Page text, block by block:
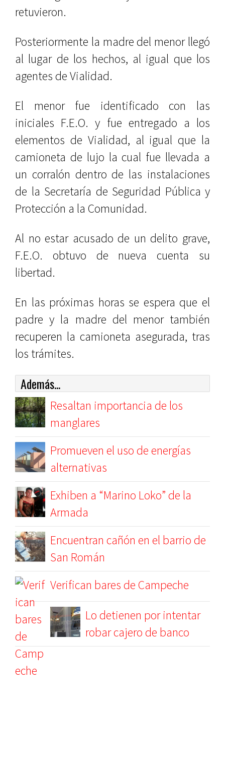
retuvieron.
Posteriormente la madre del menor llegó
al lugar de los hechos, al igual que los
agentes de Vialidad.
El menor fue identificado con las
iniciales F.E.O. y fue entregado a los
elementos de Vialidad, al igual que la
camioneta de lujo la cual fue llevada a
un corralón dentro de las instalaciones
de la Secretaría de Seguridad Pública y
Protección a la Comunidad.
Al no estar acusado de un delito grave,
F.E.O. obtuvo de nueva cuenta su
libertad.
En las próximas horas se espera que el
padre y la madre del menor también
recuperen la camioneta asegurada, tras
los trámites.
Además...
Resaltan importancia de los
manglares
Promueven el uso de energías
alternativas
Exhiben a “Marino Loko” de la
Armada
Encuentran cañón en el barrio de
San Román
Verifican bares de Campeche
Lo detienen por intentar
robar cajero de banco